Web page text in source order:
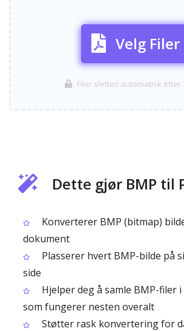
Velg Filer
Filer slettes automatisk etter
Dette gjør BMP til
Konverterer BMP (bitmap)
dokument
Plasserer hvert BMP-bilde på
side
Hjelper deg å samle BMP-filer
som fungerer nesten overalt
Støtter rask konvertering for